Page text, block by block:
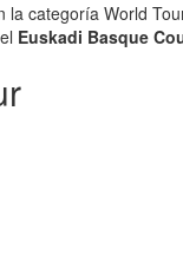
categoría World
Euskadi Basque